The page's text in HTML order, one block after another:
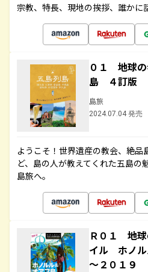
宗教、特長、現地の挨拶、誰かに
０１ 地球
島 ４訂版
島旅
2024.07.04 発売
ようこそ！世界遺産の教会、絶品
ど、島の人が教えてくれた五島の
島旅へ。
Ｒ０１ 地
イル ホノ
～２０１９